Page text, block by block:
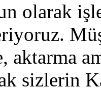
olarak
aktarma
sizlerin